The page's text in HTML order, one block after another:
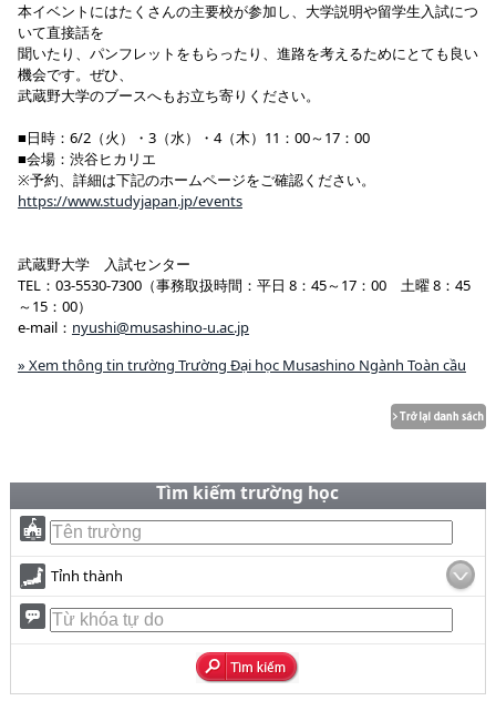
本イベントにはたくさんの主要校が参加し、大学説明や留学生入試につ
いて直接話を
聞いたり、パンフレットをもらったり、進路を考えるためにとても良い
機会です。ぜひ、
武蔵野大学のブースへもお立ち寄りください。
■日時：6/2（火）・3（水）・4（木）11：00～17：00
■会場：渋谷ヒカリエ
※予約、詳細は下記のホームページをご確認ください。
https://www.studyjapan.jp/events
武蔵野大学 入試センター
TEL：03-5530-7300（事務取扱時間：平日 8：45～17：00 土曜 8：45
～15：00）
e-mail： nyushi@musashino-u.ac.jp
» Xem thông tin trường Trường Đại học Musashino Ngành Toàn cầu
Tìm kiếm trường học
Tỉnh thành